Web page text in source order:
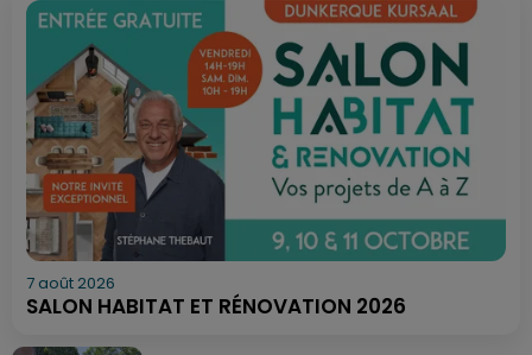
7 août 2026
SALON HABITAT ET RÉNOVATION 2026